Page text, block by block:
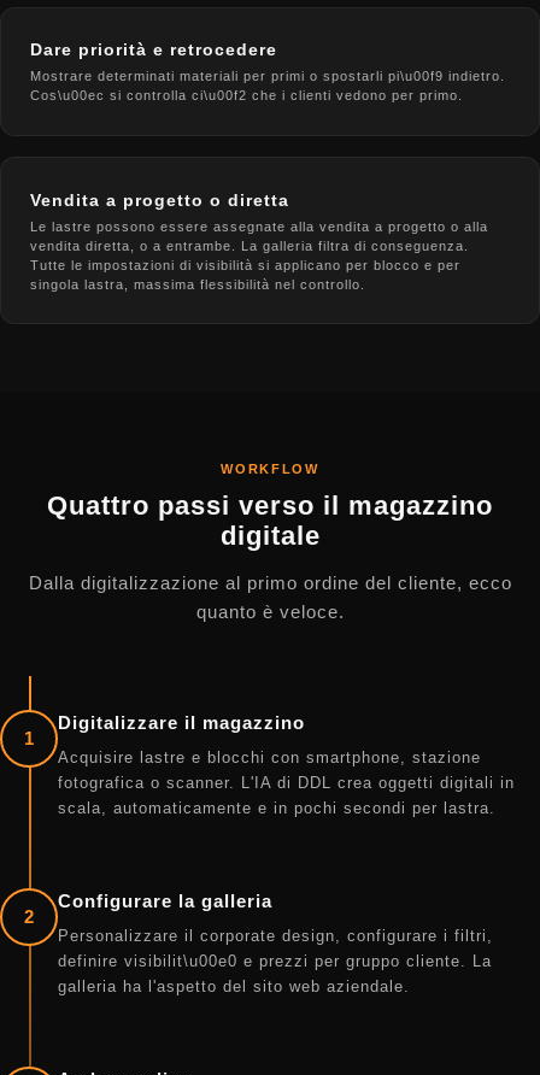
Dare priorità e retrocedere
Mostrare determinati materiali per primi o spostarli pi\u00f9 indietro.
Cos\u00ec si controlla ci\u00f2 che i clienti vedono per primo.
Vendita a progetto o diretta
Le lastre possono essere assegnate alla vendita a progetto o alla
vendita diretta, o a entrambe. La galleria filtra di conseguenza.
Tutte le impostazioni di visibilità si applicano per blocco e per
singola lastra, massima flessibilità nel controllo.
WORKFLOW
Quattro passi verso il magazzino
digitale
Dalla digitalizzazione al primo ordine del cliente, ecco
quanto è veloce.
1
Digitalizzare il magazzino
Acquisire lastre e blocchi con smartphone, stazione
fotografica o scanner. L'IA di DDL crea oggetti digitali in
scala, automaticamente e in pochi secondi per lastra.
2
Configurare la galleria
Personalizzare il corporate design, configurare i filtri,
definire visibilit\u00e0 e prezzi per gruppo cliente. La
galleria ha l'aspetto del sito web aziendale.